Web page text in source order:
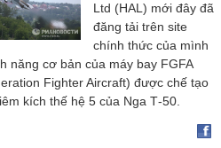
Ltd (HAL) mới đây đã
đăng tải trên site
chính thức của mình
năng cơ bản của máy bay FGFA
Fighter Aircraft) được chế tạo
kích thế hệ 5 của Nga Т-50.